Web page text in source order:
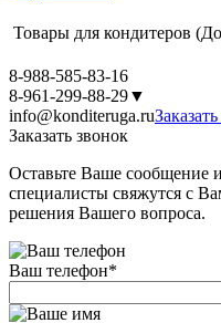
Товары для кондитеров
8-988-585-83-16
8-961-299-88-29▼
info@konditeruga.ru
Заказать звонок
Оставьте Ваше сообщение
специалисты свяжутся с
решения Вашего вопроса.
Ваш телефон*